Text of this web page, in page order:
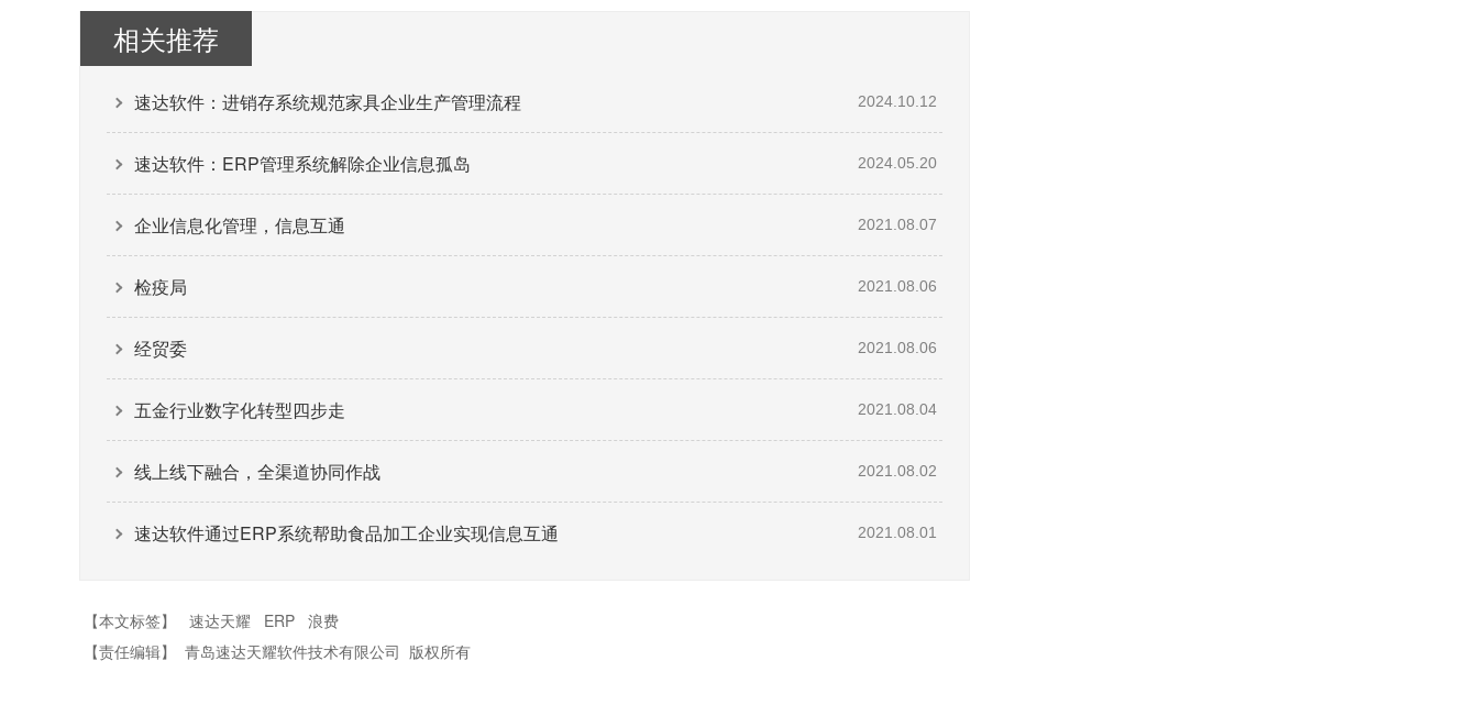
相关推荐
速达软件：进销存系统规范家具企业生产管理流程 2024.10.12
速达软件：ERP管理系统解除企业信息孤岛 2024.05.20
企业信息化管理，信息互通 2021.08.07
检疫局 2021.08.06
经贸委 2021.08.06
五金行业数字化转型四步走 2021.08.04
线上线下融合，全渠道协同作战 2021.08.02
速达软件通过ERP系统帮助食品加工企业实现信息互通 2021.08.01
【本文标签】 速达天耀 ERP 浪费
【责任编辑】
青岛速达天耀软件技术有限公司 版权所有